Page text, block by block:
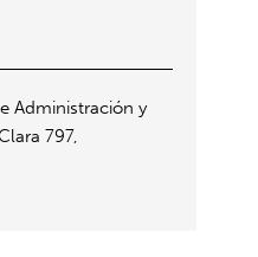
Administración y
797,